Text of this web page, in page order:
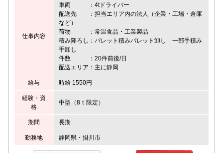
仕事内容
車両 ：4tドライバー
配送先 ：担当エリア内の法人（企業・工場・倉庫
など）
荷物 ：常温食品・工業製品
積み降ろし：パレット積みパレット卸し 一部手積み
手卸し
件数 ：20件前後/日
配送エリア：主に静岡
給与 時給 1550円
経験・資
格
中型（8ｔ限定）
期間 長期
勤務地 静岡県・掛川市